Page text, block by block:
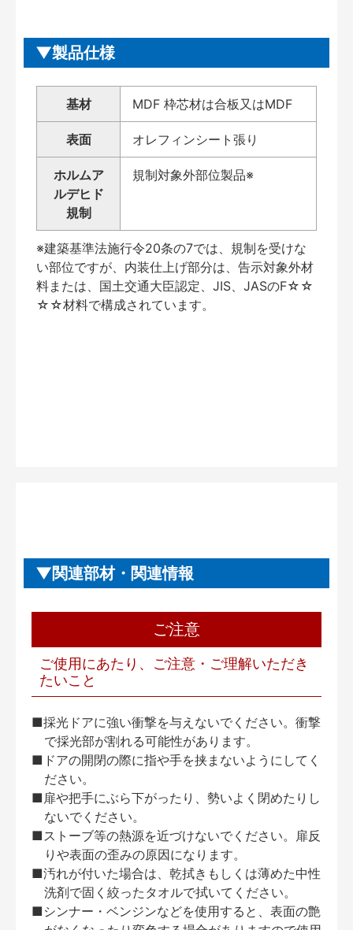
製品仕様
基材 MDF 枠芯材は合板又はMDF
表面 オレフィンシート張り
ホルムア
ルデヒド
規制
規制対象外部位製品※
※建築基準法施行令20条の7では、規制を受けな
い部位ですが、内装仕上げ部分は、告示対象外材
料または、国土交通大臣認定、JIS、JASのF☆☆
☆☆材料で構成されています。
関連部材・関連情報
ご注意
ご使用にあたり、ご注意・ご理解いただき
たいこと
■採光ドアに強い衝撃を与えないでください。衝撃
で採光部が割れる可能性があります。
■ドアの開閉の際に指や手を挟まないようにしてく
ださい。
■扉や把手にぶら下がったり、勢いよく閉めたりし
ないでください。
■ストーブ等の熱源を近づけないでください。扉反
りや表面の歪みの原因になります。
■汚れが付いた場合は、乾拭きもしくは薄めた中性
洗剤で固く絞ったタオルで拭いてください。
■シンナー・ベンジンなどを使用すると、表面の艶